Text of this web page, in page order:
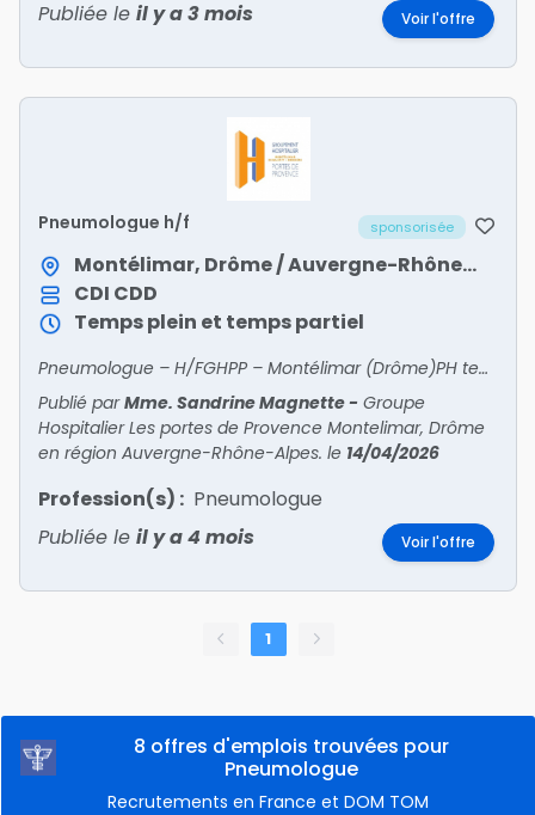
8 offres d'emplois trouvées pour
Pneumologue
Recrutements en France et DOM TOM
Publiée le il y a 3 mois Voir l'offre
Pneumologue h/f sponsorisée
Montélimar, Drôme / Auvergne-Rhône-Alpes
CDI CDD
Temps plein et temps partiel
Pneumologue – H/FGHPP – Montélimar (Drôme)PH temps plein/partiel ou praticien contractuel Le Groupement Hospitalier des Portes de Provence recrute un pneumologue pour compléter une équipe
Publié parMme. Sandrine Magnette- Groupe
Hospitalier Les portes de Provence Montelimar, Drôme
en région Auvergne-Rhône-Alpes. le 14/04/2026
Profession(s) : Pneumologue
Publiée le il y a 4 mois Voir l'offre
1